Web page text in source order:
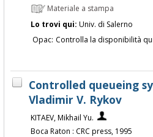
Materiale a stampa
Lo trovi qui: Univ. di Salerno
Opac: Controlla la disponibilità
Controlled queueing
Vladimir V. Rykov
KITAEV, Mikhail Yu.
Boca Raton : CRC press, 1995